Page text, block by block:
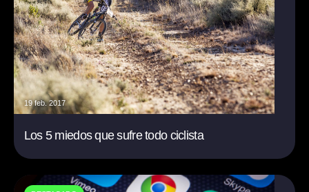
19 feb. 2017
Los 5 miedos que sufre todo ciclista